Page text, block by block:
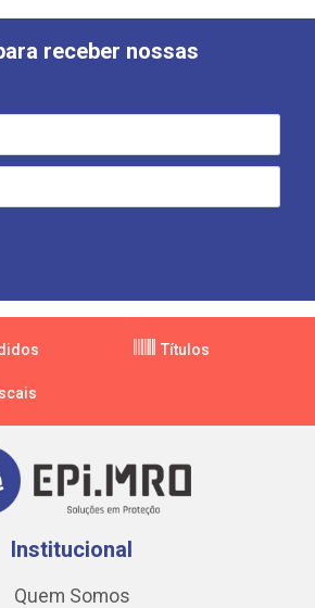
receber nossas
Títulos
Institucional
Quem Somos